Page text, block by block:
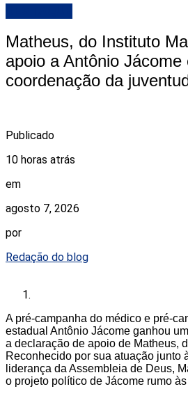
Matheus, do Instituto
apoio a Antônio Jácome
coordenação da
Publicado
10 horas atrás
em
agosto 7, 2026
por
Redação do blog
A pré-campanha do médico e pré-
estadual Antônio Jácome ganhou
a declaração de apoio de Matheus,
Reconhecido por sua atuação junto
liderança da Assembleia de Deus,
o projeto político de Jácome rumo